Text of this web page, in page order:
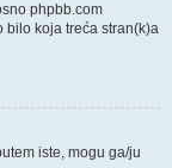
phpbb.com
bilo koja treća stran(k)a
iste, mogu ga/ju